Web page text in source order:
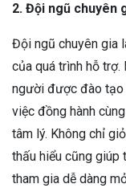
2. Đội ngũ chuyên
Đội ngũ chuyên gia
của quá trình hỗ
người được đào tạo
việc đồng hành
tâm lý. Không chỉ
thấu hiểu cũng
tham gia dễ dàng